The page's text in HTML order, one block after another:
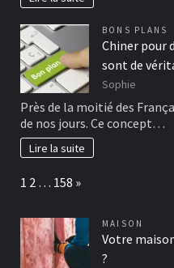
BONS PLANS
Chiner pour
sont de
Sophie
Près de la moitié des
de nos jours. Ce concept…
Lire la suite
Page:
1 2 … 158 Next
»
MAISON
Votre
?